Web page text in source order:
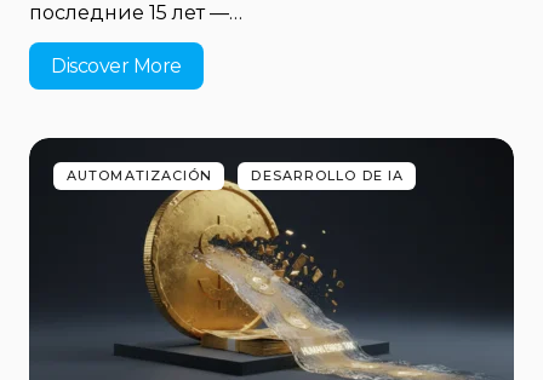
последние 15 лет —…
Discover More
AUTOMATIZACIÓN DESARROLLO DE IA